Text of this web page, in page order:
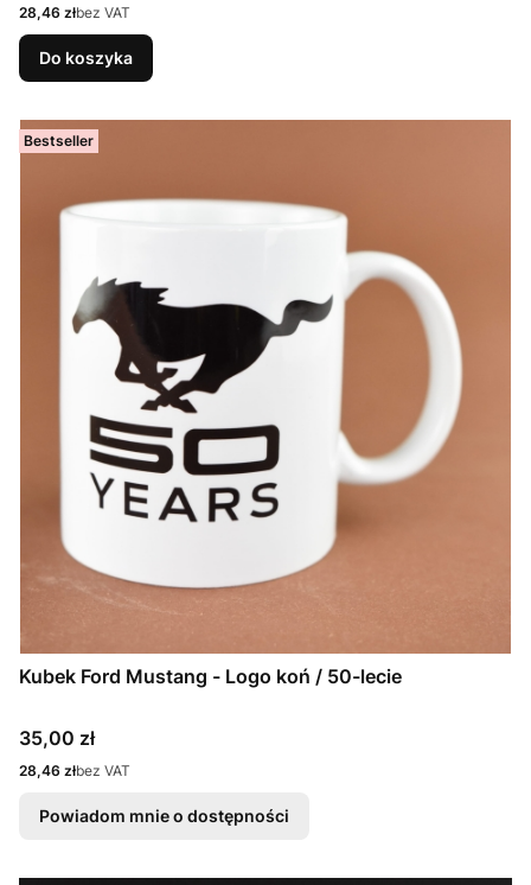
Cena
28,46 złbez VAT
Do koszyka
Bestseller
Kubek Ford Mustang - Logo koń / 50-lecie
Cena
35,00 zł
Cena
28,46 złbez VAT
Powiadom mnie o dostępności